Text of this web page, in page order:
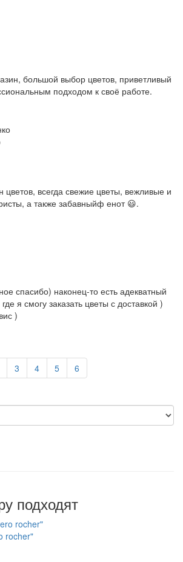
большой выбор цветов, приветливый
подходом к своё работе.
всегда свежие цветы, вежливые и
а также забавныйф енот 😃.
спасибо) наконец-то есть адекватный
я смогу заказать цветы с доставкой )
)
3 4 5 6
подходят
rocher"